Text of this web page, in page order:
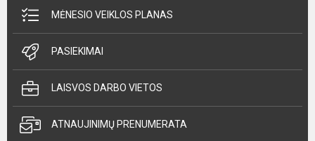
MĖNESIO VEIKLOS PLANAS
PASIEKIMAI
LAISVOS DARBO VIETOS
ATNAUJINIMŲ PRENUMERATA